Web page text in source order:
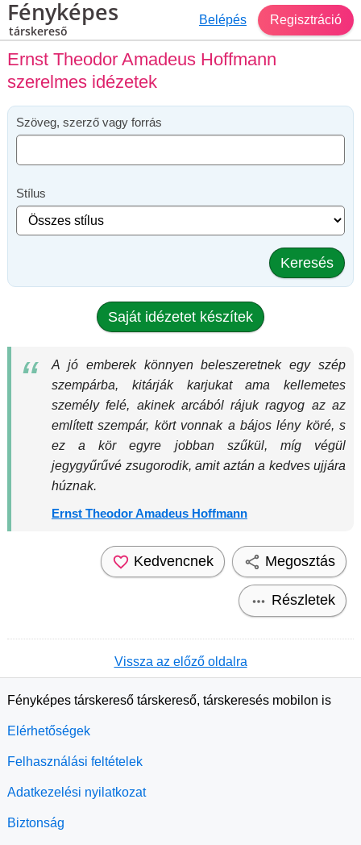
Fényképes
társkereső
Belépés Regisztráció
Ernst Theodor Amadeus Hoffmann
szerelmes idézetek
Szöveg, szerző vagy forrás
Stílus
Keresés
Saját idézetet készítek
A jó emberek könnyen beleszeretnek egy szép
szempárba, kitárják karjukat ama kellemetes
személy felé, akinek arcából rájuk ragyog az az
említett szempár, kört vonnak a bájos lény köré, s
ez a kör egyre jobban szűkül, míg végül
jegygyűrűvé zsugorodik, amit aztán a kedves ujjára
húznak.
Ernst Theodor Amadeus Hoffmann
Kedvencnek Megosztás
Részletek
Vissza az előző oldalra
Fényképes társkereső társkereső, társkeresés mobilon is
Elérhetőségek
Felhasználási feltételek
Adatkezelési nyilatkozat
Biztonság